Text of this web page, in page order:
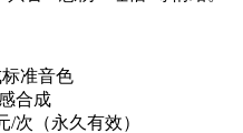
准音色
合成
次（永久有效）